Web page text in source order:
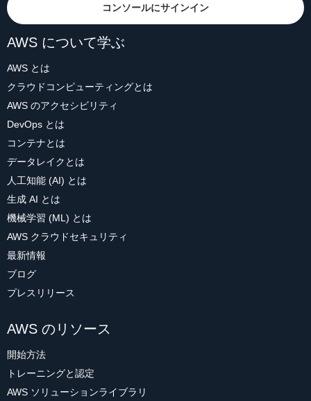
コンソールにサインイン
AWS について学ぶ
AWS とは
クラウドコンピューティングとは
AWS のアクセシビリティ
DevOps とは
コンテナとは
データレイクとは
人工知能 (AI) とは
生成 AI とは
機械学習 (ML) とは
AWS クラウドセキュリティ
最新情報
ブログ
プレスリリース
AWS のリソース
開始方法
トレーニングと認定
AWS ソリューションライブラリ